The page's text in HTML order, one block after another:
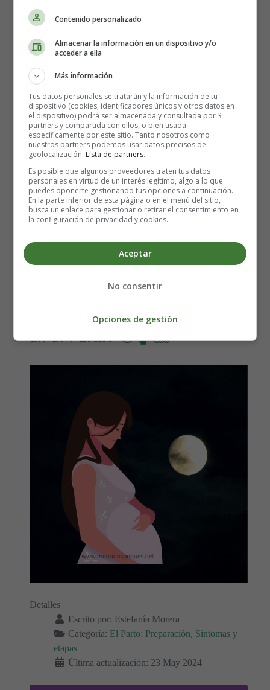
Detalles
Escrito por:Estefanía Morera
Categoría: Salud y Cuidados durante el
embarazo
Última actualización: 23 May 2024
Leer más: ¿Sabe mi Gato que Estoy Embarazada?
en el Parto? 🌕🤰🏻
Detalles
Escrito por: Estefanía Morera
Categoría: El Parto: Preparación, Síntomas y
etapas
Última actualización: 23 May 2024
Contenido personalizado
Almacenar la información en un dispositivo y/o
acceder a ella
Más información
Tus datos personales se tratarán y la información de tu
dispositivo (cookies, identificadores únicos y otros datos en
el dispositivo) podrá ser almacenada y consultada por 3
partners y compartida con ellos, o bien usada
específicamente por este sitio. Tanto nosotros como
nuestros partners podemos usar datos precisos de
geolocalización. Lista de partners.
Es posible que algunos proveedores traten tus datos
personales en virtud de un interés legítimo, algo a lo que
puedes oponerte gestionando tus opciones a continuación.
En la parte inferior de esta página o en el menú del sitio,
busca un enlace para gestionar o retirar el consentimiento en
la configuración de privacidad y cookies.
Aceptar
No consentir
Opciones de gestión